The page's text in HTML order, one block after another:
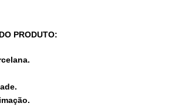
PRODUTO: